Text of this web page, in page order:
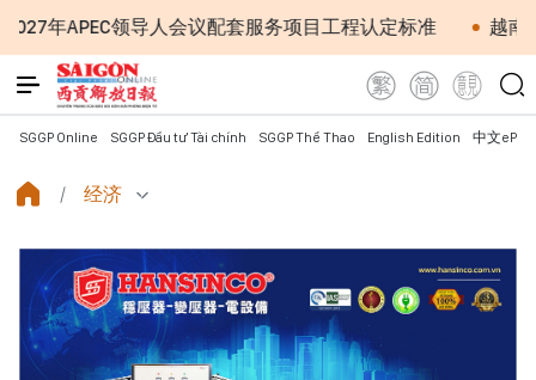
议配套服务项目工程认定标准 越南第十六届国会第一
SGGP Online SGGP Đầu tư Tài chính SGGP Thể Thao English Edition 中文
经济